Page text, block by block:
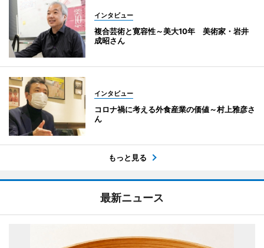
インタビュー
複合芸術と寛容性～美大10年 美術家・岩井
成昭さん
インタビュー
コロナ禍に考える外食産業の価値～村上雅彦さ
ん
もっと見る
最新ニュース